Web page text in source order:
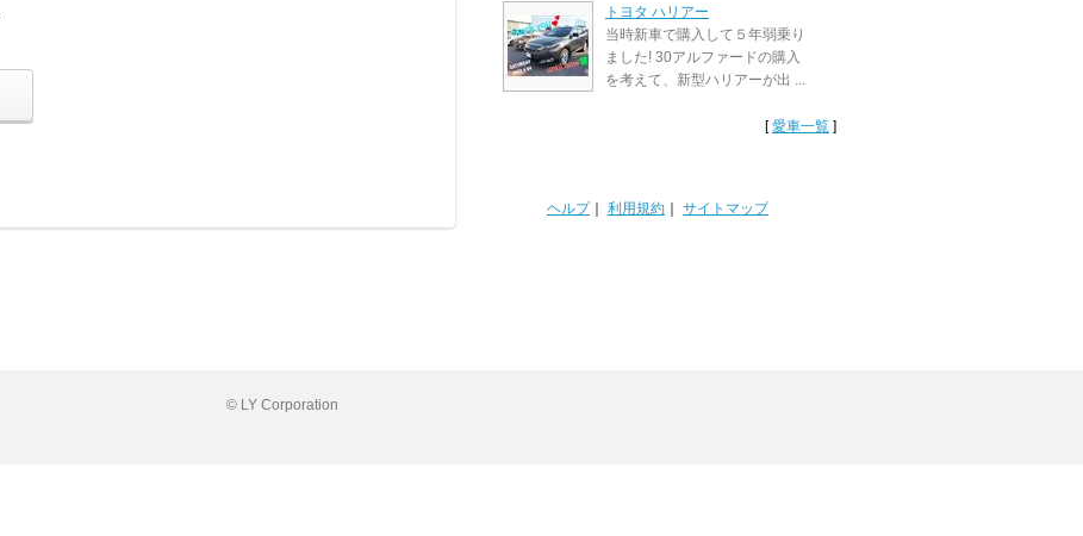
トヨタ ハリアー
当時新車で購入して５年弱乗り
ました! 30アルファードの購入
を考えて、新型ハリアーが出 ...
[愛車一覧 ]
ヘルプ｜ 利用規約 サイトマップ
© LY Corporation